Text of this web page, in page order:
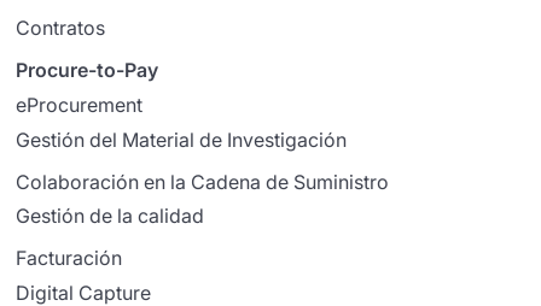
Contratos
Procure-to-Pay
eProcurement
Gestión del Material de Investigación
Colaboración en la Cadena de Suministro
Gestión de la calidad
Facturación
Digital Capture